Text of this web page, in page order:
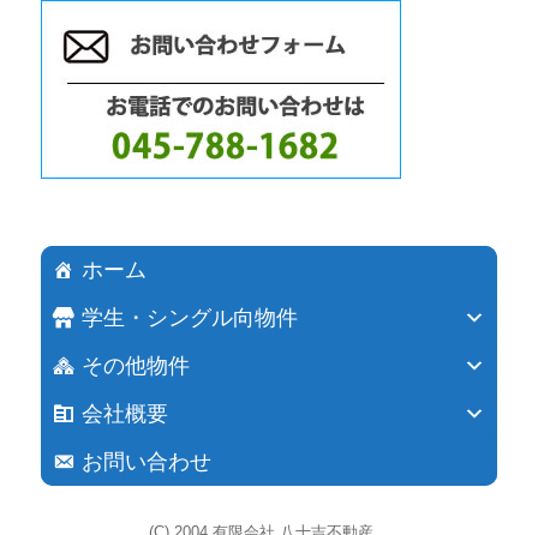
ホーム
学生・シングル向物件
その他物件
会社概要
お問い合わせ